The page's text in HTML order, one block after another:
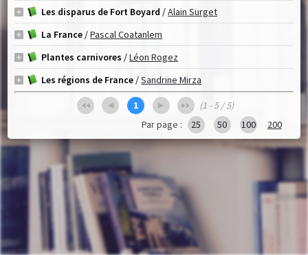
Les disparus de Fort Boyard /Alain Surget
La France /Pascal Coatanlem
Plantes carnivores /Léon Rogez
Les régions de France /Sandrine Mirza
1
(1 - 5 / 5)
Par page :
25 50 100 200